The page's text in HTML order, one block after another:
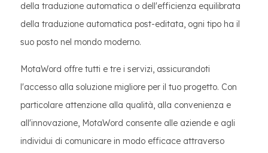
della traduzione automatica o dell'efficienza equilibrata
della traduzione automatica post-editata, ogni tipo ha il
suo posto nel mondo moderno.
MotaWord offre tutti e tre i servizi, assicurandoti
l'accesso alla soluzione migliore per il tuo progetto. Con
particolare attenzione alla qualità, alla convenienza e
all'innovazione, MotaWord consente alle aziende e agli
individui di comunicare in modo efficace attraverso